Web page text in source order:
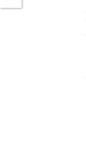
Twitter